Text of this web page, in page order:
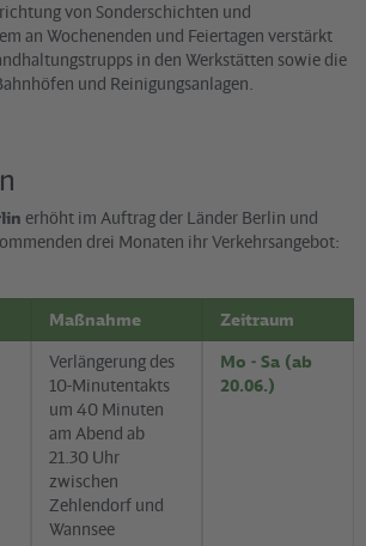
von Sonderschichten und
an Wochenenden und Feiertagen verstärkt
in den Werkstätten sowie die
und Reinigungsanlagen.
erhöht im Auftrag der Länder Berlin und
drei Monaten ihr Verkehrsangebot:
Maßnahme Zeitraum
Verlängerung des
10-Minutentakts
um 40 Minuten
am Abend ab
21.30 Uhr
zwischen
Zehlendorf und
Wannsee
Mo - Sa (ab
20.06.)